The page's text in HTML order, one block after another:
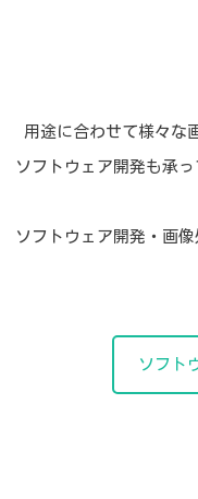
用途に合わせて様々な
ソフトウェア開発も承
ソフトウェア開発・画
ソフト